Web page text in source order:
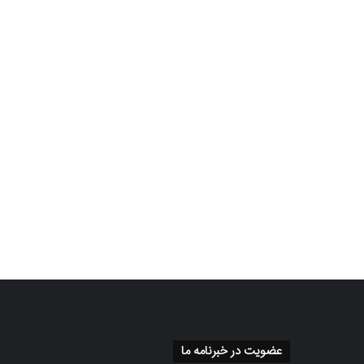
عضویت در خبرنامه ما